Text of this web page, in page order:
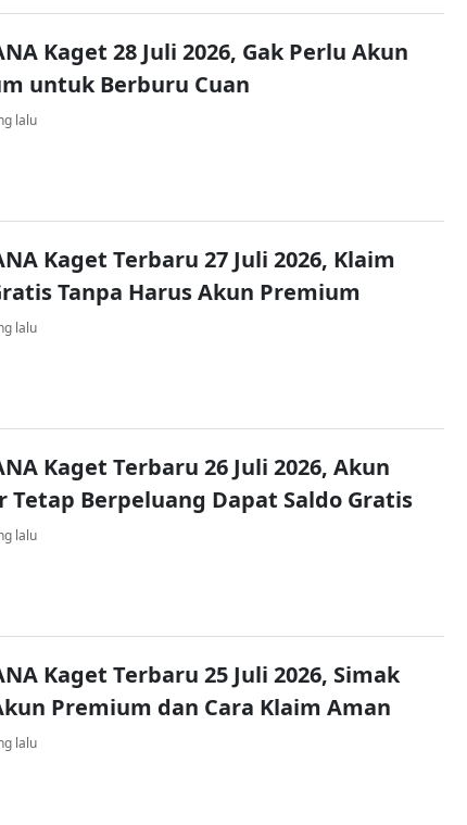
Kaget 28 Juli 2026, Gak Perlu Akun
untuk Berburu Cuan
lalu
Kaget Terbaru 27 Juli 2026, Klaim
Tanpa Harus Akun Premium
lalu
Kaget Terbaru 26 Juli 2026, Akun
Tetap Berpeluang Dapat Saldo Gratis
lalu
Kaget Terbaru 25 Juli 2026, Simak
Premium dan Cara Klaim Aman
lalu